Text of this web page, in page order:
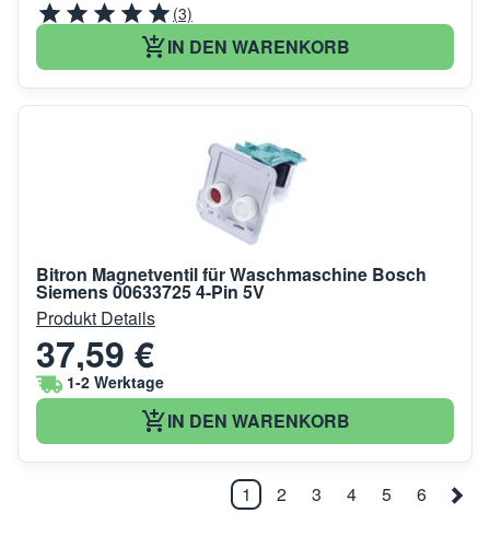
(3)
IN DEN WARENKORB
Bitron Magnetventil für Waschmaschine Bosch
Siemens 00633725 4-Pin 5V
Produkt Details
37,59 €
1-2 Werktage
IN DEN WARENKORB
1 2 3 4 5 6